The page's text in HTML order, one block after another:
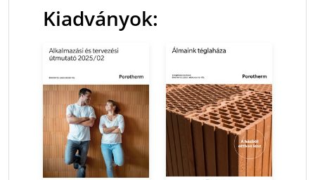
Kiadványok: